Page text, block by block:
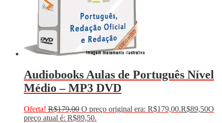
Audiobooks Aulas de Português Nível
Médio – MP3 DVD
Oferta! R$179,00 O preço original era: R$179,00.R$89,50O
preço atual é: R$89,50.